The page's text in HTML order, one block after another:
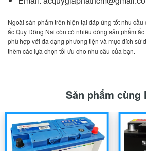
Ngoài sản phẩm trên hiện tại đáp ứng tốt nhu
ắc Quy Đồng Nai còn có nhiều dòng sản phẩm
phù hợp với đa dạng phương tiện và mục đích sử
thêm các lựa chọn tối ưu cho nhu cầu của bạn.
Sản phẩm cùng